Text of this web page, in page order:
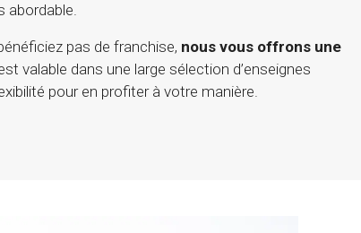
abordable.
pas de franchise, nous vous offrons une
valable dans une large sélection d’enseignes
pour en profiter à votre manière.